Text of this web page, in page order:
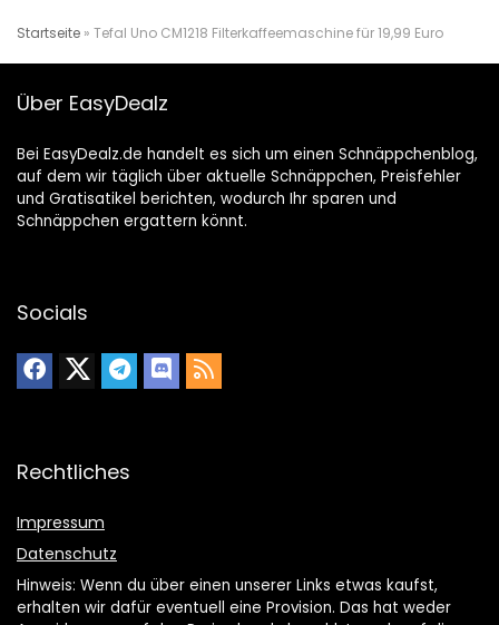
Startseite » Tefal Uno CM1218 Filterkaffeemaschine für 19,99 Euro
Über EasyDealz
Bei EasyDealz.de handelt es sich um einen Schnäppchenblog,
auf dem wir täglich über aktuelle Schnäppchen, Preisfehler
und Gratisatikel berichten, wodurch Ihr sparen und
Schnäppchen ergattern könnt.
Socials
Rechtliches
Impressum
Datenschutz
Hinweis: Wenn du über einen unserer Links etwas kaufst,
erhalten wir dafür eventuell eine Provision. Das hat weder